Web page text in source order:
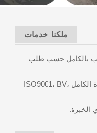
ملكنا خدمات
بالكامل حسب طلب
2. التصنيع تحت نظام مراقبة الجودة الكامل ISO9001، BV،